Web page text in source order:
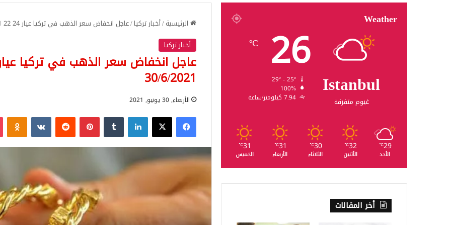
الرئيسية/أخبار تركيا/عاجل انخفاض سعر الذهب في تركيا عيار 24 22 21 اليوم الاربعاء 30/6/2021
أخبار تركيا
30/6/2021
الأربعاء, 30 يونيو, 2021
فيسبوك‫X لينكدإن بينتيريست
Weather
Istanbul
غيوم متفرقة
26
℃
100%
7.94 كيلومتر/ساعة
29
℃
الأحد
32
℃
الأثنين
30
℃
الثلاثاء
31
℃
الأربعاء
31
℃
الخميس
أخر المقالات